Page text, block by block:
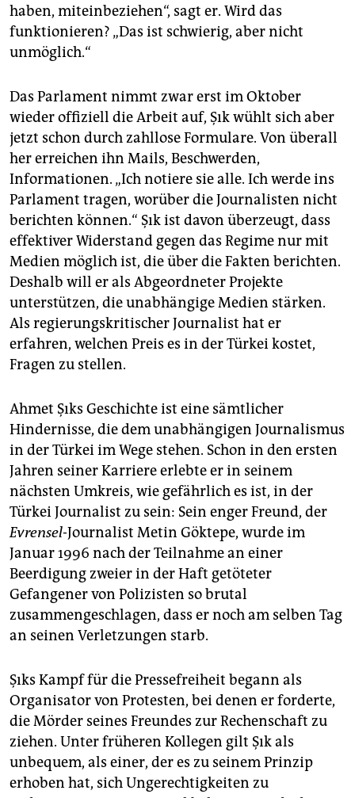
haben, miteinbeziehen“, sagt er. Wird das
funktionieren? „Das ist schwierig, aber nicht
unmöglich.“
Das Parlament nimmt zwar erst im Oktober
wieder offiziell die Arbeit auf, Şık wühlt sich aber
jetzt schon durch zahllose Formulare. Von überall
her erreichen ihn Mails, Beschwerden,
Informationen. „Ich notiere sie alle. Ich werde ins
Parlament tragen, worüber die Journalisten nicht
berichten können.“ Şık ist davon überzeugt, dass
effektiver Widerstand gegen das Regime nur mit
Medien möglich ist, die über die Fakten berichten.
Deshalb will er als Abgeordneter Projekte
unterstützen, die unabhängige Medien stärken.
Als regierungskritischer Journalist hat er
erfahren, welchen Preis es in der Türkei kostet,
Fragen zu stellen.
Ahmet Şıks Geschichte ist eine sämtlicher
Hindernisse, die dem unabhängigen Journalismus
in der Türkei im Wege stehen. Schon in den ersten
Jahren seiner Karriere erlebte er in seinem
nächsten Umkreis, wie gefährlich es ist, in der
Türkei Journalist zu sein: Sein enger Freund, der
Evrensel-Journalist Metin Göktepe, wurde im
Januar 1996 nach der Teilnahme an einer
Beerdigung zweier in der Haft getöteter
Gefangener von Polizisten so brutal
zusammengeschlagen, dass er noch am selben Tag
an seinen Verletzungen starb.
Şıks Kampf für die Pressefreiheit begann als
Organisator von Protesten, bei denen er forderte,
die Mörder seines Freundes zur Rechenschaft zu
ziehen. Unter früheren Kollegen gilt Şık als
unbequem, als einer, der es zu seinem Prinzip
erhoben hat, sich Ungerechtigkeiten zu